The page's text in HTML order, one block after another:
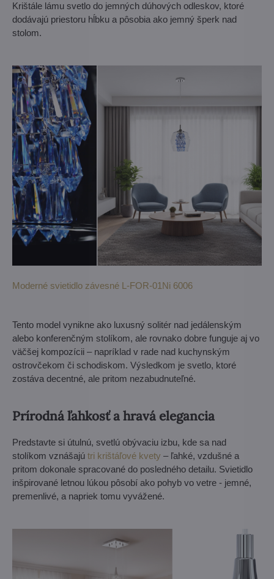
Krištále lámu svetlo do jemných dúhových odleskov, ktoré
dodávajú priestoru hĺbku a pôsobia ako jemný šperk nad
stolom.
Moderné svietidlo závesné L-FOR-01Ni 6006
Tento model vynikne ako luxusný solitér nad jedálenským
alebo konferenčným stolíkom, ale rovnako dobre funguje aj vo
väčšej kompozícii – napríklad v rade nad kuchynským
ostrovčekom či schodiskom. Výsledkom je svetlo, ktoré
zostáva decentné, ale pritom nezabudnuteľné.
Prírodná ľahkosť a hravá elegancia
Predstavte si útulnú, svetlú obývaciu izbu, kde sa nad
stolíkom vznášajú tri krištáľové kvety – ľahké, vzdušné a
pritom dokonale spracované do posledného detailu. Svietidlo
inšpirované letnou lúkou pôsobí ako pohyb vo vetre - jemné,
premenlivé, a napriek tomu vyvážené.